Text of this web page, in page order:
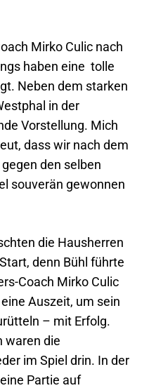
Mirko Culic nach
haben eine tolle
Neben dem starken
in der
Vorstellung. Mich
dass wir nach dem
den selben
souverän gewonnen
die Hausherren
denn Bühl führte
Coach Mirko Culic
Auszeit, um sein
– mit Erfolg.
waren die
im Spiel drin. In der
Partie auf